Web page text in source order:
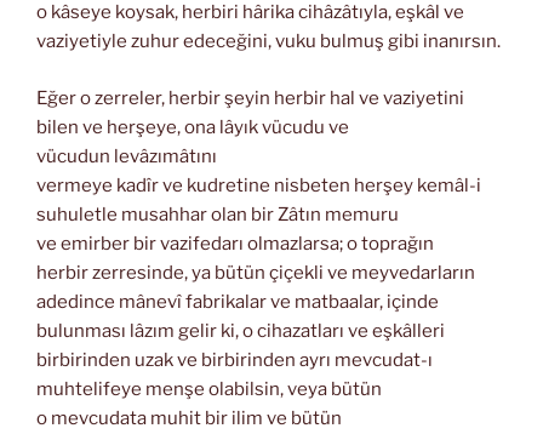
o kâseye koysak, herbiri hârika cihâzâtıyla, eşkâl ve
vaziyetiyle zuhur edeceğini, vuku bulmuş gibi inanırsın.
Eğer o zerreler, herbir şeyin herbir hal ve vaziyetini
bilen ve herşeye, ona lâyık vücudu ve
vücudun levâzımâtını
vermeye kadîr ve kudretine nisbeten herşey kemâl-i
suhuletle musahhar olan bir Zâtın memuru
ve emirber bir vazifedarı olmazlarsa; o toprağın
herbir zerresinde, ya bütün çiçekli ve meyvedarların
adedince mânevî fabrikalar ve matbaalar, içinde
bulunması lâzım gelir ki, o cihazatları ve eşkâlleri
birbirinden uzak ve birbirinden ayrı mevcudat-ı
muhtelifeye menşe olabilsin, veya bütün
o mevcudata muhit bir ilim ve bütün